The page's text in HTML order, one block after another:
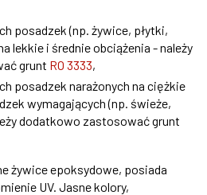
posadzek (np. żywice, płytki,
lekkie i średnie obciążenia - należy
grunt RO 3333,
posadzek narażonych na ciężkie
wymagających (np. świeże,
dodatkowo zastosować grunt
żywice epoksydowe, posiada
UV. Jasne kolory,